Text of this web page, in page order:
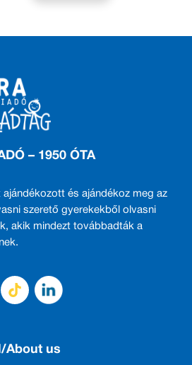
– 1950 ÓTA
ajándékozott és ajándékoz meg az
szerető gyerekekből olvasni
akik mindezt továbbadták a
About us